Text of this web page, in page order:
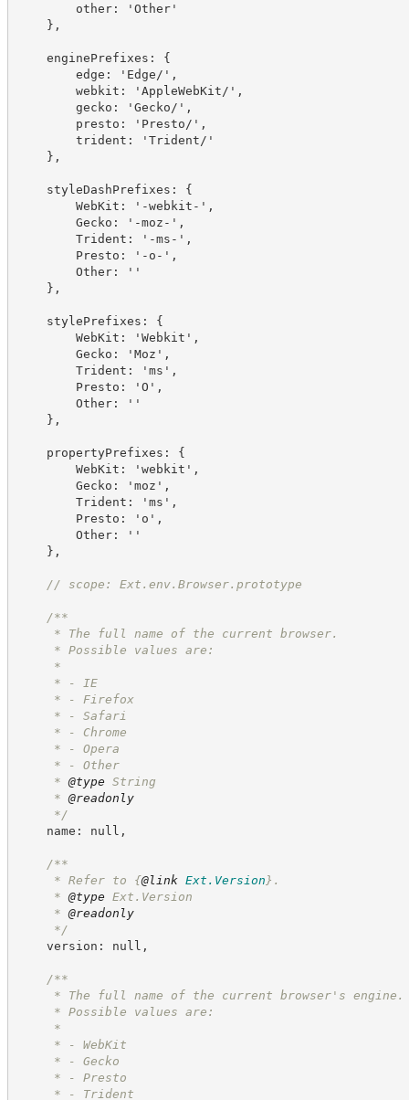
other: 'Other'
},
enginePrefixes: {
edge: 'Edge/',
webkit: 'AppleWebKit/',
gecko: 'Gecko/',
presto: 'Presto/',
trident: 'Trident/'
},
styleDashPrefixes: {
WebKit: '-webkit-',
Gecko: '-moz-',
Trident: '-ms-',
Presto: '-o-',
Other: ''
},
stylePrefixes: {
WebKit: 'Webkit',
Gecko: 'Moz',
Trident: 'ms',
Presto: 'O',
Other: ''
},
propertyPrefixes: {
WebKit: 'webkit',
Gecko: 'moz',
Trident: 'ms',
Presto: 'o',
Other: ''
},
// scope: Ext.env.Browser.prototype
/**
* The full name of the current browser.
* Possible values are:
*
* - IE
* - Firefox
* - Safari
* - Chrome
* - Opera
* - Other
* @type String
* @readonly
*/
name: null,
/**
* Refer to {@link Ext.Version } .
* @type Ext.Version
* @readonly
*/
version: null,
/**
* The full name of the current browser's engine.
* Possible values are:
*
* - WebKit
* - Gecko
* - Presto
* - Trident